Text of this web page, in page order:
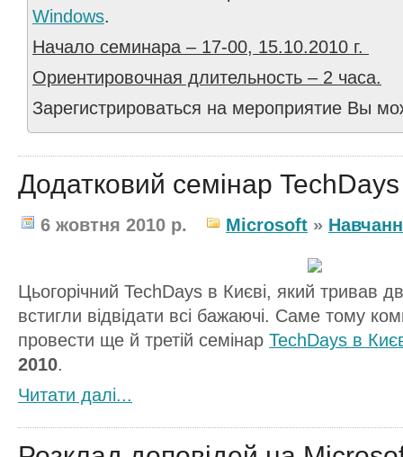
Windows.
Начало семинара – 17-00, 15.10.2010 г.
Ориентировочная длительность – 2 часа.
Зарегистрироваться на мероприятие Вы
Додатковий семінар TechDays
6 жовтня 2010 р. Microsoft »
Цьогорічний TechDays в Києві, який тривав
встигли відвідати всі бажаючі. Саме тому
провести ще й третій семінар TechDays в
2010.
Читати далi...